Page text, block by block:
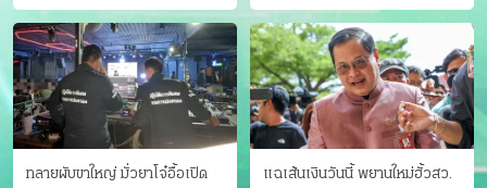
แม่ฮ่องสอน ซัดสะพานขาด
แฟนสาว
ทลายผับขาใหญ่ มั่วยาโจ๋อื้อเปิด
แฉเส้นเงินวันนี้ พยานใหม่ฮั้วสว.